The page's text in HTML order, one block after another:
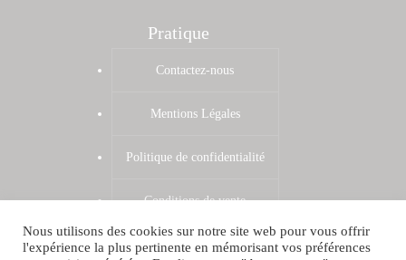
Pratique
Contactez-nous
Mentions Légales
Politique de confidentialité
Conditions de vente
Zones de livraison
Nous utilisons des cookies sur notre site web pour vous offrir
l'expérience la plus pertinente en mémorisant vos préférences